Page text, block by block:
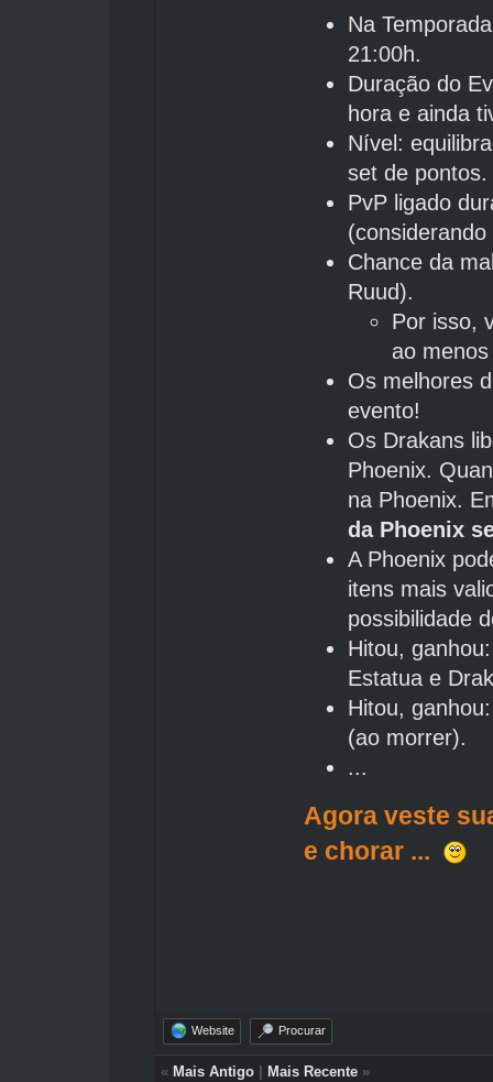
Na
21:00h.
Duração do
hora e ainda
Nível:
set de pontos.
PvP ligado
Chance da
Ruud).
Por isso,
ao
Os melhores
evento!
Os Drakans
Phoenix.
na Phoenix.
da Phoenix
A Phoenix
itens mais
possibilidade
Hitou,
Estatua e
Hitou,
(ao morrer).
...
Agora veste
e chorar ...
Website Procurar
« Mais Antigo| Mais Recente»